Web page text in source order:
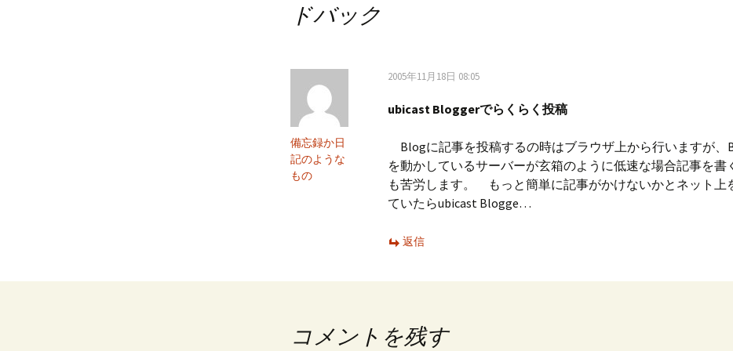
ョ
ドバック
備忘録か日
記のような
もの
2005年11月18日 08:05
ubicast Bloggerでらくらく投稿
Blogに記事を投稿するの時はブラウザ上から行いますが、
を動かしているサーバーが玄箱のように低速な場合記事を書
も苦労します。 もっと簡単に記事がかけないかとネット上
ていたらubicast Blogge…
返信
コメントを残す